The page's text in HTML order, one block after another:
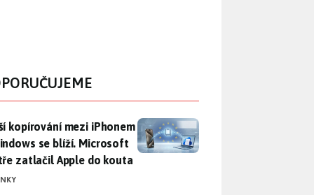
kopírování mezi iPhonem a Windows se blíží. Microsoft
kopírování mezi iPhonem
se blíží. Microsoft
zatlačil Apple do kouta